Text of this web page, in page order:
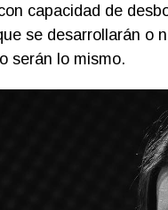
capacidad de
se desarrollarán o
serán lo mismo.